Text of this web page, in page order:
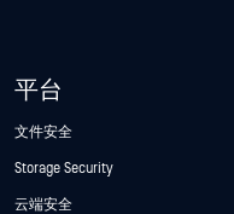
平台
文件安全
Storage Security
云端安全